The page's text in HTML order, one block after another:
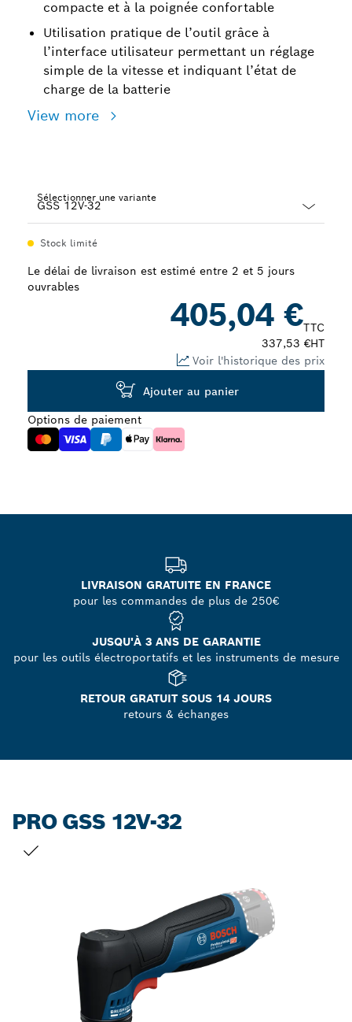
compacte et à la poignée confortable
Utilisation pratique de l’outil grâce à
l’interface utilisateur permettant un réglage
simple de la vitesse et indiquant l’état de
charge de la batterie
View more
Sélectionner une variante
closed
Stock limité
Le délai de livraison est estimé entre 2 et 5 jours
ouvrables
405,04 €TTC
337,53 €HT
Voir l'historique des prix
Ajouter au panier
Options de paiement
LIVRAISON GRATUITE EN FRANCE
pour les commandes de plus de 250€
JUSQU'À 3 ANS DE GARANTIE
pour les outils électroportatifs et les instruments de mesure
RETOUR GRATUIT SOUS 14 JOURS
retours & échanges
PRO GSS 12V-32